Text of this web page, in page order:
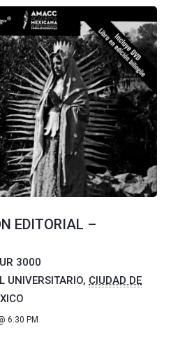
EDITORIAL –
3000
UNIVERSITARIO, CIUDAD DE
6:30 PM